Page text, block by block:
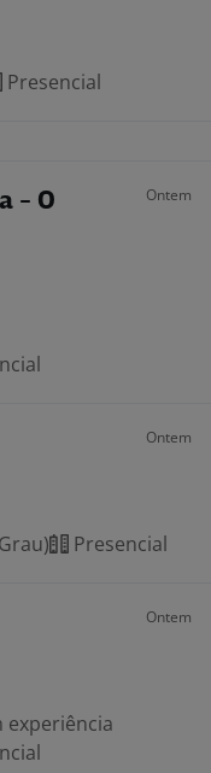
Presencial
- O
Ontem
Ontem
Presencial
Ontem
experiência